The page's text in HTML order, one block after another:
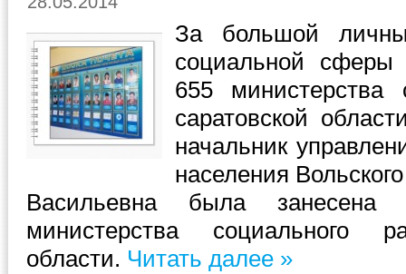
За большой
социальной
655 министерства
саратовской
начальник
населения
Васильевна была занесена
министерства социального
области. Читать далее »